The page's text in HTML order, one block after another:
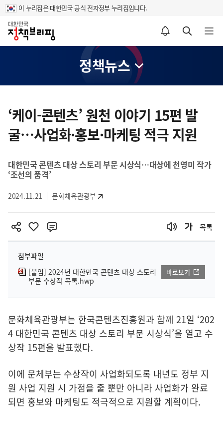
이 누리집은 대한민국 공식 전자정부 누리집입니다.
홈
알림설정 바로가기 검색 바로가기 메뉴 열기
정책뉴스
텐
영
‘케이-콘텐츠’ 원천 이야기 15편 발
굴…사업화·홍보·마케팅 적극 지원
대한민국 콘텐츠 대상 스토리 부문 시상식…대상에 천영미 작가
‘조선의 품격’
2024.11.21 문화체육관광부
목록
첨부파일
[붙임] 2024년 대한민국 콘텐츠 대상 스토리
부문 수상작 목록.hwp
바로보기
문화체육관광부는 한국콘텐츠진흥원과 함께 21일 ‘202
4 대한민국 콘텐츠 대상 스토리 부문 시상식’을 열고 수
상작 15편을 발표했다.
이에 문체부는 수상작이 사업화되도록 내년도 정부 지
원 사업 지원 시 가점을 줄 뿐만 아니라 사업화가 완료
되면 홍보와 마케팅도 적극적으로 지원할 계획이다.